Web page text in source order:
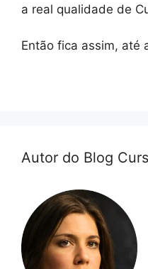
a real qualidade de
Então fica assim, até
Autor do Blog